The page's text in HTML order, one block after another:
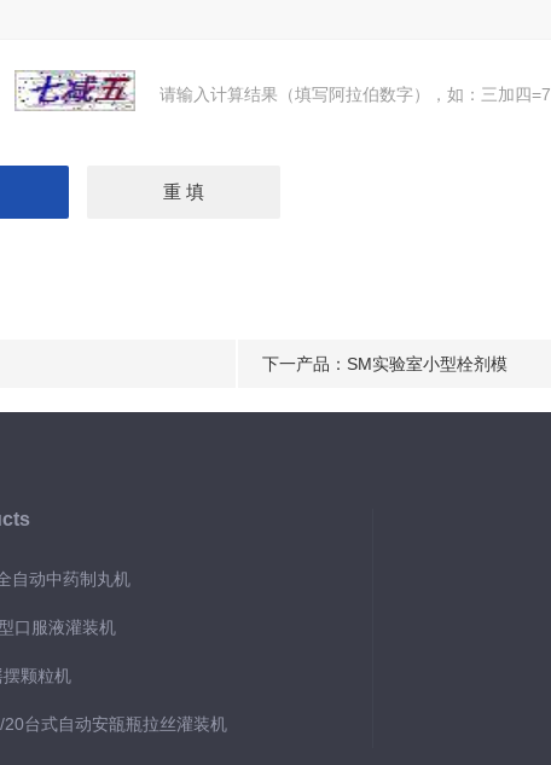
请输入计算结果（填写阿拉伯数字），如：三加四=7
下一产品： SM实验室小型栓剂模
自动中药制丸机
口服液灌装机
颗粒机
20台式自动安瓿瓶拉丝灌装机